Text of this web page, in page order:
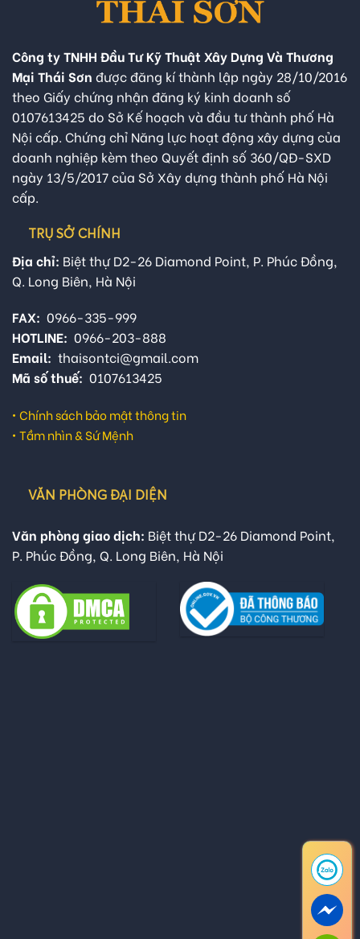
Công ty TNHH Đầu Tư Kỹ Thuật Xây Dựng Và Thương
Mại Thái Sơn được đăng kí thành lập ngày 28/10/2016
theo Giấy chứng nhận đăng ký kinh doanh số
0107613425 do Sở Kế hoạch và đầu tư thành phố Hà
Nội cấp. Chứng chỉ Năng lực hoạt động xây dựng của
doanh nghiệp kèm theo Quyết định số 360/QĐ-SXD
ngày 13/5/2017 của Sở Xây dựng thành phố Hà Nội
cấp.
TRỤ SỞ CHÍNH
Địa chỉ: Biệt thự D2-26 Diamond Point, P. Phúc Đồng,
Q. Long Biên, Hà Nội
FAX: 0966-335-999
HOTLINE: 0966-203-888
Email: thaisontci@gmail.com
Mã số thuế: 0107613425
• Chính sách bảo mật thông tin
• Tầm nhìn & Sứ Mệnh
VĂN PHÒNG ĐẠI DIỆN
Văn phòng giao dịch: Biệt thự D2-26 Diamond Point,
P. Phúc Đồng, Q. Long Biên, Hà Nội